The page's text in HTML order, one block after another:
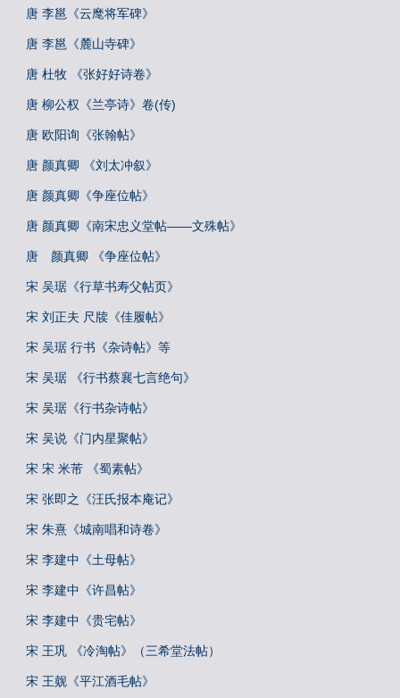
唐 李邕《云麾将军碑》
唐 李邕《麓山寺碑》
唐 杜牧 《张好好诗卷》
唐 柳公权《兰亭诗》卷(传)
唐 欧阳询《张翰帖》
唐 颜真卿 《刘太冲叙》
唐 颜真卿《争座位帖》
唐 颜真卿《南宋忠义堂帖——文殊帖》
唐 颜真卿 《争座位帖》
宋 吴琚《行草书寿父帖页》
宋 刘正夫 尺牍《佳履帖》
宋 吴琚 行书《杂诗帖》等
宋 吴琚 《行书蔡襄七言绝句》
宋 吴琚《行书杂诗帖》
宋 吴说《门内星聚帖》
宋 宋 米芾 《蜀素帖》
宋 张即之《汪氏报本庵记》
宋 朱熹《城南唱和诗卷》
宋 李建中《土母帖》
宋 李建中《许昌帖》
宋 李建中《贵宅帖》
宋 王巩 《冷淘帖》（三希堂法帖）
宋 王觌《平江酒毛帖》